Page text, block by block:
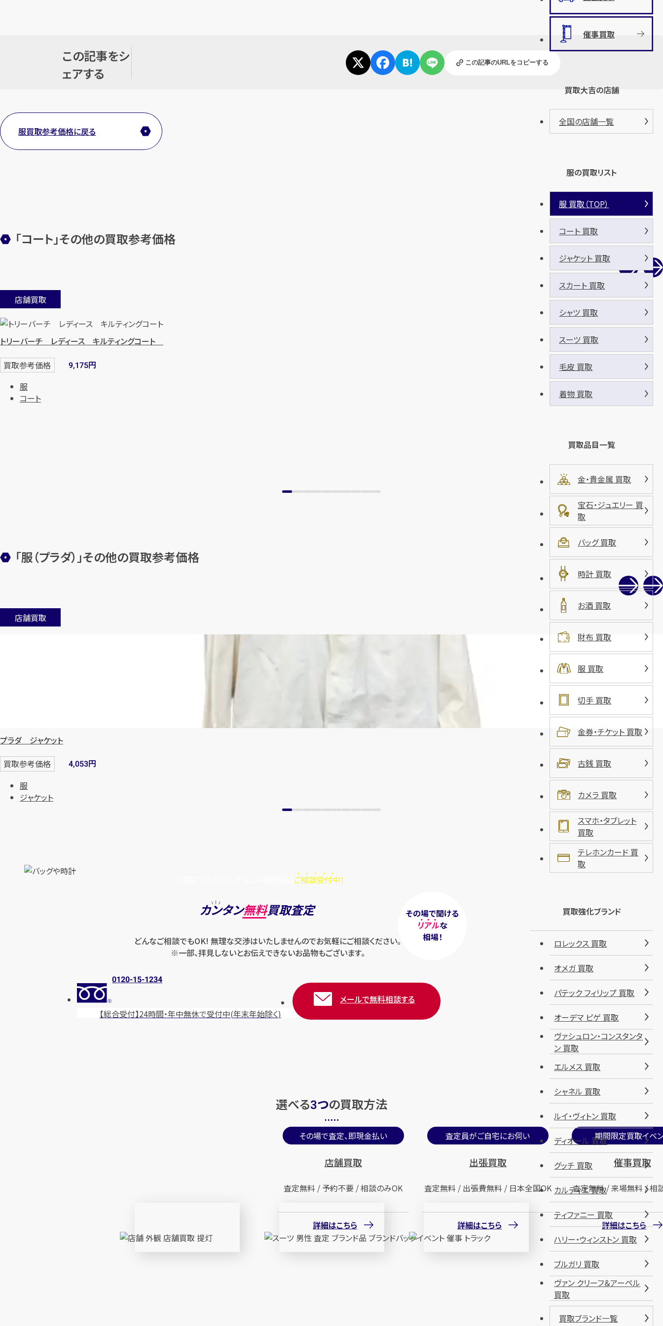
この記事をシ
ェアする
この記事のURLをコピーする
服買取参考価格に戻る
「コート」その他の買取参考価格
店舗買取
トリーバーチ レディース キルティングコート
買取参考価格 9,175円
服
コート
「服（プラダ）」その他の買取参考価格
店舗買取
プラダ ジャケット
買取参考価格 4,053円
服
ジャケット
ご相談受付中！
その場で聞ける
リアルな
相場！
カンタン無料買取査定
どんなご相談でもOK! 無理な交渉はいたしませんのでお気軽にご相談ください。
※一部、拝見しないとお伝えできないお品物もございます。
0120-15-1234
【総合受付】24時間・年中無休で受付中(年末年始除く)
メールで無料相談する
選べる3つの買取方法
その場で査定、即現金払い
店舗買取
査定無料 / 予約不要 / 相談のみOK
詳細はこちら
査定員がご自宅にお伺い
出張買取
査定無料 / 出張費無料 / 日本全国OK
詳細はこちら
期間限定買取イベ
催事買取
査定無料 / 来場無料 / 相
詳細はこちら
催事買取
買取大吉の店舗
全国の店舗一覧
服の買取リスト
服 買取（TOP）
コート 買取
ジャケット 買取
スカート 買取
シャツ 買取
スーツ 買取
毛皮 買取
着物 買取
買取品目一覧
金・貴金属 買取
宝石・ジュエリー 買
取
バッグ 買取
時計 買取
お酒 買取
財布 買取
服 買取
切手 買取
金券・チケット 買取
古銭 買取
カメラ 買取
スマホ・タブレット
買取
テレホンカード 買
取
買取強化ブランド
ロレックス 買取
オメガ 買取
パテック フィリップ 買取
オーデマ ピゲ 買取
ヴァシュロン・コンスタンタ
ン 買取
エルメス 買取
シャネル 買取
ルイ・ヴィトン 買取
ディオール 買取
グッチ 買取
カルティエ 買取
ティファニー 買取
ハリー・ウィンストン 買取
ブルガリ 買取
ヴァン クリーフ＆アーペル
買取
買取ブランド一覧